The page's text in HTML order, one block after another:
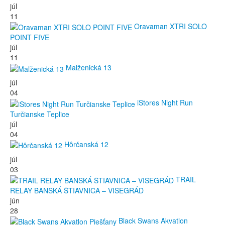
júl
11
Oravaman XTRI SOLO
POINT FIVE
júl
11
Malženická 13
júl
04
iStores Night Run
Turčianske Teplice
júl
04
Hôrčanská 12
júl
03
TRAIL
RELAY BANSKÁ ŠTIAVNICA – VISEGRÁD
jún
28
Black Swans Akvatlon